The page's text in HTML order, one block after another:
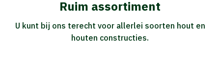
Ruim assortiment
U kunt bij ons terecht voor allerlei soorten hout en
houten constructies.